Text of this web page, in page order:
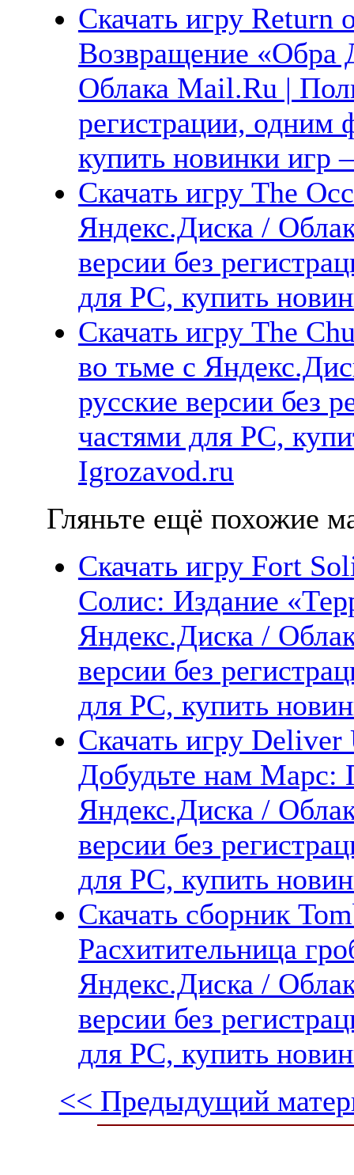
Скачать игру Return
Возвращение «Обра
Облака Mail.Ru |
регистрации, одним
купить новинки
Скачать игру The
Яндекс.Диска /
версии без
для PC, купить
Скачать игру The
во тьме с
русские версии без
частями для PC,
Igrozavod.ru
Гляньте ещё похожие
Скачать игру Fort
Солис: Издание
Яндекс.Диска /
версии без
для PC, купить
Скачать игру
Добудьте нам Марс:
Яндекс.Диска /
версии без
для PC, купить
Скачать сборник
Расхитительница
Яндекс.Диска /
версии без
для PC, купить
<< Предыдущий